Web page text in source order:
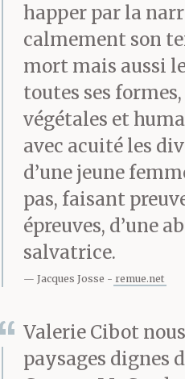
mes jambes
refusent
pose mes
temps
la gélatine.
Ta mort
de ses épines.
s’accroche à
vêtements.
silence
happer par la
calmement son
mort mais aussi
toutes ses
végétales et
avec acuité les
d’une jeune
pas, faisant
épreuves, d’une
salvatrice.
Jacques Josse remue.net
Valerie Cibot
paysages dignes